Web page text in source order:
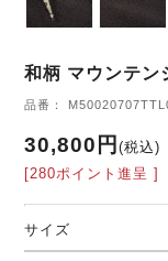
和柄 マウンテン
品番：
30,800円(税込)
[280ポイント進呈 ]
サイズ